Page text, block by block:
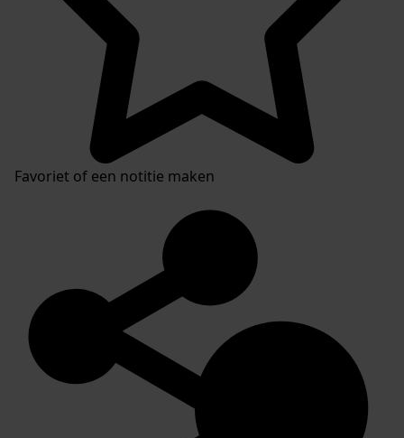
Favoriet of een notitie maken